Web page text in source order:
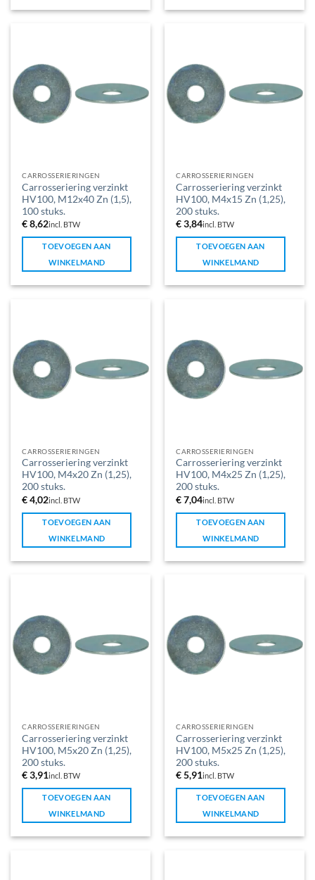
CARROSSERIERINGEN
Carrosseriering verzinkt
HV100, M12x40 Zn (1,5),
100 stuks.
€8,62incl. BTW
TOEVOEGEN AAN
WINKELMAND
CARROSSERIERINGEN
Carrosseriering verzinkt
HV100, M4x15 Zn (1,25),
200 stuks.
€3,84incl. BTW
TOEVOEGEN AAN
WINKELMAND
CARROSSERIERINGEN
Carrosseriering verzinkt
HV100, M4x20 Zn (1,25),
200 stuks.
€4,02incl. BTW
TOEVOEGEN AAN
WINKELMAND
CARROSSERIERINGEN
Carrosseriering verzinkt
HV100, M4x25 Zn (1,25),
200 stuks.
€7,04incl. BTW
TOEVOEGEN AAN
WINKELMAND
CARROSSERIERINGEN
Carrosseriering verzinkt
HV100, M5x20 Zn (1,25),
200 stuks.
€3,91incl. BTW
TOEVOEGEN AAN
WINKELMAND
CARROSSERIERINGEN
Carrosseriering verzinkt
HV100, M5x25 Zn (1,25),
200 stuks.
€5,91incl. BTW
TOEVOEGEN AAN
WINKELMAND